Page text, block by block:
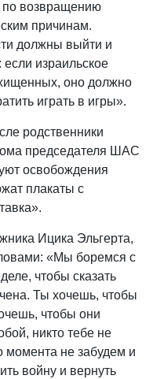
по возвращению
причинам.
должны выйти и
если израильское
оно должно
играть в игры».
родственники
председателя ШАС
освобождения
плакаты с
Ицика Эльгерта,
«Мы боремся с
чтобы сказать
Ты хочешь, чтобы
чтобы они
никто тебе не
не забудем и
войну и вернуть